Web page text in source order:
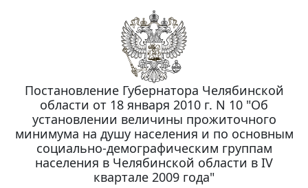
Постановление Губернатора Челябинской
области от 18 января 2010 г. N 10 "Об
установлении величины прожиточного
минимума на душу населения и по основным
социально-демографическим группам
населения в Челябинской области в IV
квартале 2009 года"